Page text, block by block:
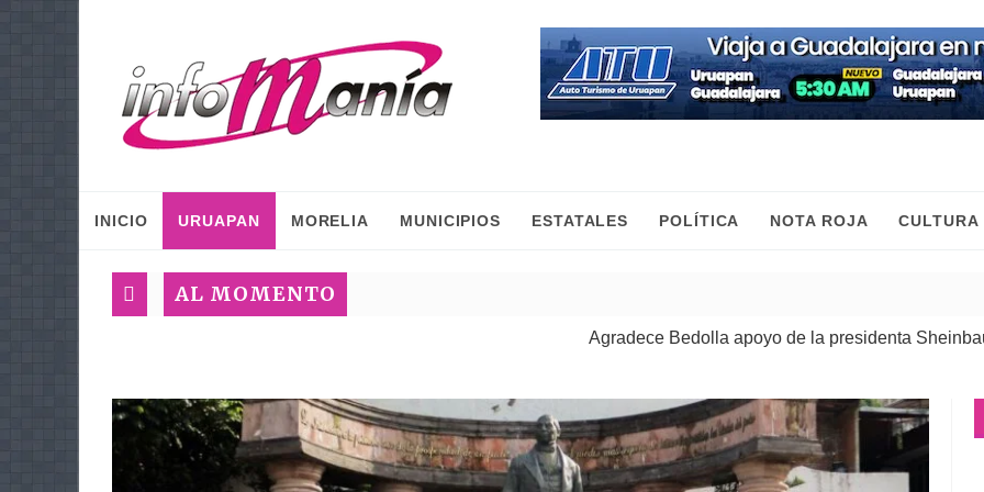
INICIO URUAPAN MORELIA MUNICIPIOS ESTATALES POLÍTICA NOTA ROJA CULTURA
AL MOMENTO
Agradece Bedolla apoyo de la presidenta Sheinbaum para reforzar